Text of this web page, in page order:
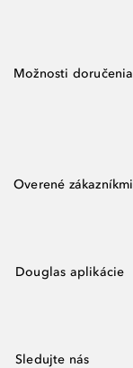
Možnosti doručenia
Overené zákazníkmi
Douglas aplikácie
Sledujte nás